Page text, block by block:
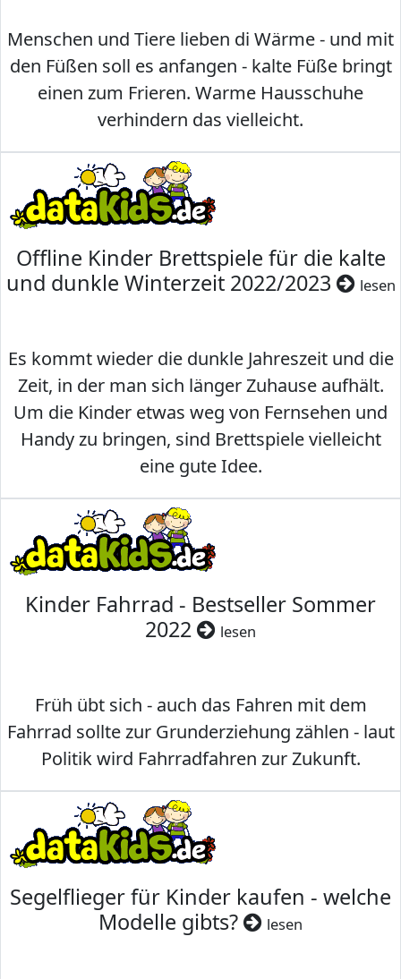
Menschen und Tiere lieben di Wärme - und mit
den Füßen soll es anfangen - kalte Füße bringt
einen zum Frieren. Warme Hausschuhe
verhindern das vielleicht.
Offline Kinder Brettspiele für die kalte
und dunkle Winterzeit 2022/2023
lesen
Es kommt wieder die dunkle Jahreszeit und die
Zeit, in der man sich länger Zuhause aufhält.
Um die Kinder etwas weg von Fernsehen und
Handy zu bringen, sind Brettspiele vielleicht
eine gute Idee.
Kinder Fahrrad - Bestseller Sommer
2022
lesen
Früh übt sich - auch das Fahren mit dem
Fahrrad sollte zur Grunderziehung zählen - laut
Politik wird Fahrradfahren zur Zukunft.
Segelflieger für Kinder kaufen - welche
Modelle gibts?
lesen